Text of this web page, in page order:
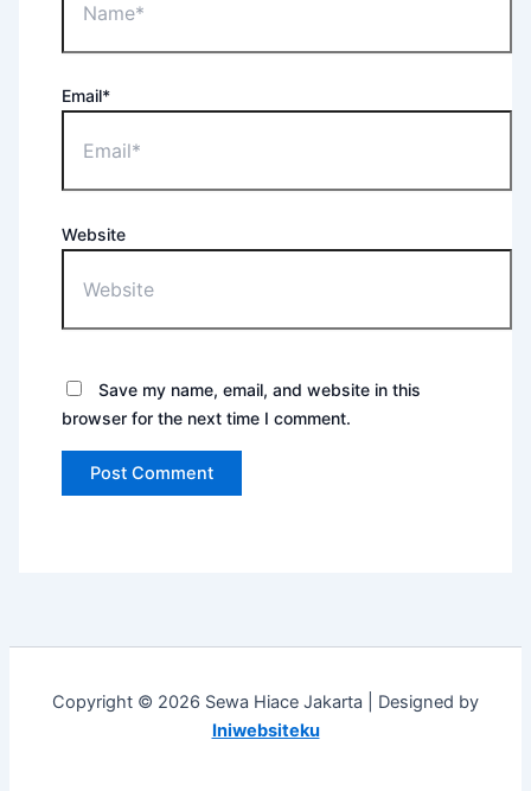
Email*
Website
Save my name, email, and website in this
browser for the next time I comment.
Copyright © 2026 Sewa Hiace Jakarta | Designed by
Iniwebsiteku